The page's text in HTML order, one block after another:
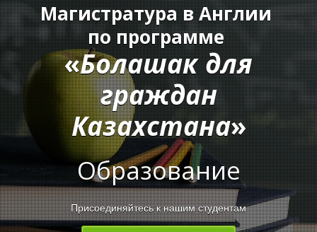
Магистратура в Англии
по программе
«Болашак для
граждан
Казахстана»
Образование
Присоединяйтесь к нашим студентам